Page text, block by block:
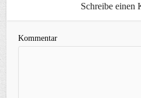
Schreibe einen
Kommentar